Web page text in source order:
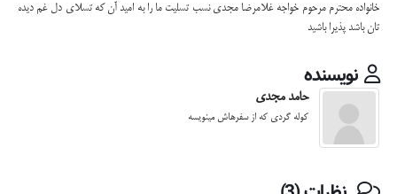
خانواده محترم مرحوم خواجه غلامرضا مجدی نسب تسلیت ما را به امید آن که تسلای دل غم دیده
تان باشد پذیرا باشید
نویسنده
حامد مجدی
کوله گردی که از سفرهاش مینویسه